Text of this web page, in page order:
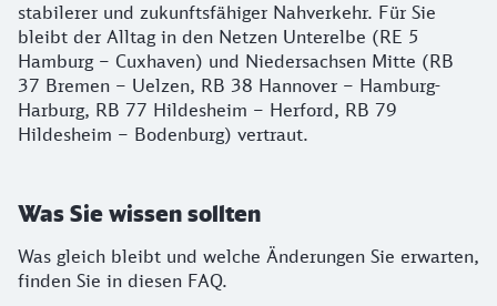
stabilerer und zukunftsfähiger Nahverkehr. Für Sie
bleibt der Alltag in den Netzen Unterelbe (RE 5
Hamburg – Cuxhaven) und Niedersachsen Mitte (RB
37 Bremen – Uelzen, RB 38 Hannover – Hamburg-
Harburg, RB 77 Hildesheim – Herford, RB 79
Hildesheim – Bodenburg) vertraut.
Was Sie wissen sollten
Was gleich bleibt und welche Änderungen Sie erwarten,
finden Sie in diesen FAQ.